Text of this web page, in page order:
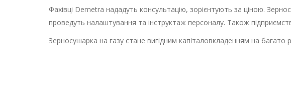
Фахівці Demetra нададуть консультацію, зорієнтують за ціною.
проведуть налаштування та інструктаж персоналу. Також
Зерносушарка на газу стане вигідним капіталовкладенням на